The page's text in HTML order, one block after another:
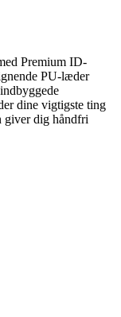
Premium ID-
PU-læder
dine vigtigste ting
giver dig håndfri